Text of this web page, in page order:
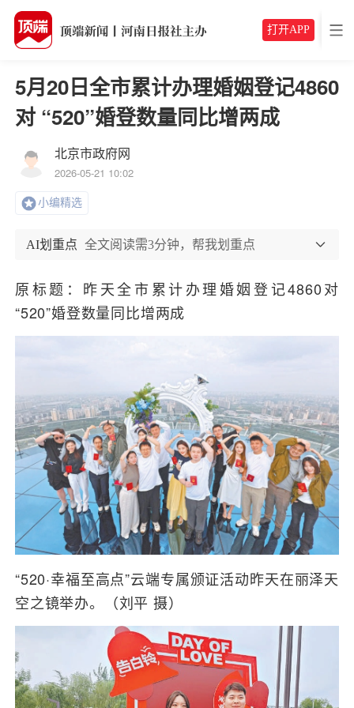
打开APP
5月20日全市累计办理婚姻登记4860
对 “520”婚登数量同比增两成
北京市政府网
2026-05-21 10:02
小编精选
AI划重点 全文阅读需3分钟，帮我划重点
原标题：昨天全市累计办理婚姻登记4860对
“520”婚登数量同比增两成
“520·幸福至高点”云端专属颁证活动昨天在丽泽天
空之镜举办。（刘平 摄）